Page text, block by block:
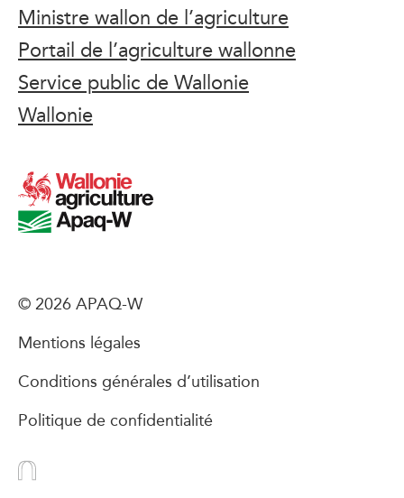
Ministre wallon de l’agriculture
Portail de l’agriculture wallonne
Service public de Wallonie
Wallonie
© 2026 APAQ-W
Mentions légales
Conditions générales d’utilisation
Politique de confidentialité